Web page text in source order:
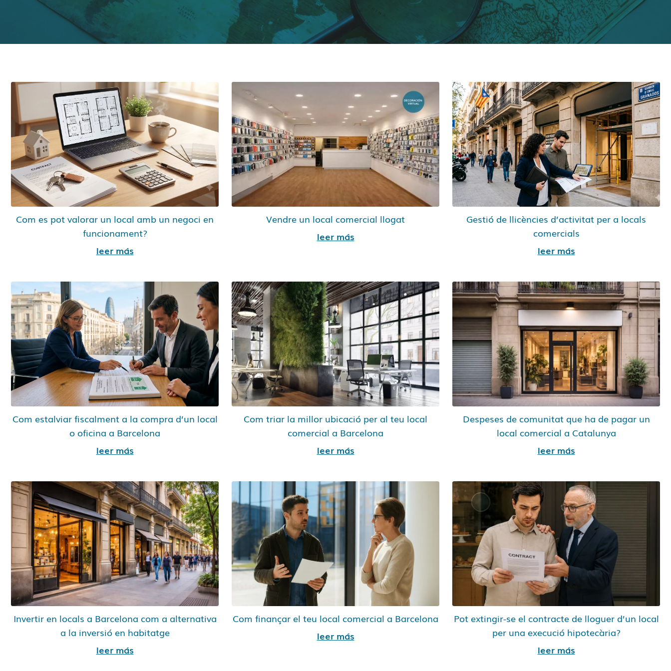
Com es pot valorar un local amb un negoci en
funcionament?
leer más
Vendre un local comercial llogat
leer más
Gestió de llicències d’activitat per a locals
comercials
leer más
Com estalviar fiscalment a la compra d’un local
o oficina a Barcelona
leer más
Com triar la millor ubicació per al teu local
comercial a Barcelona
leer más
Despeses de comunitat que ha de pagar un
local comercial a Catalunya
leer más
Invertir en locals a Barcelona com a alternativa
a la inversió en habitatge
leer más
Com finançar el teu local comercial a Barcelona
leer más
Pot extingir-se el contracte de lloguer d’un local
per una execució hipotecària?
leer más